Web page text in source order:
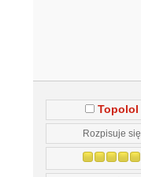
Topolol
Rozpisuje się